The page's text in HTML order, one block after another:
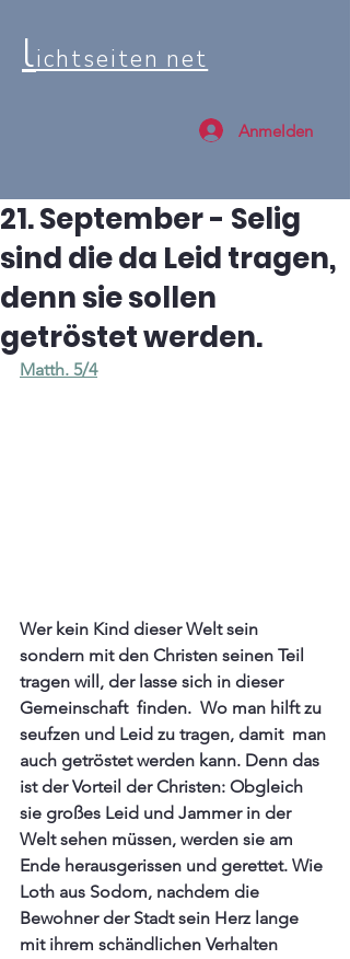
lichtseiten net
Anmelden
21. September - Selig
sind die da Leid tragen,
denn sie sollen
getröstet werden.
Matth. 5/4
Wer kein Kind dieser Welt sein
sondern mit den Christen seinen Teil
tragen will, der lasse sich in dieser
Gemeinschaft  finden.  Wo man hilft zu
seufzen und Leid zu tragen, damit  man
auch getröstet werden kann. Denn das
ist der Vorteil der Christen: Obgleich
sie großes Leid und Jammer in der
Welt sehen müssen, werden sie am
Ende herausgerissen und gerettet. Wie
Loth aus Sodom, nachdem die
Bewohner der Stadt sein Herz lange
mit ihrem schändlichen Verhalten